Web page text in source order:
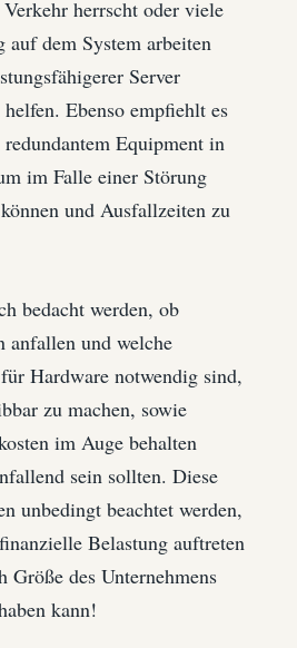
herrscht oder viele
dem System arbeiten
Server
Ebenso empfiehlt es
Equipment in
im Falle einer Störung
und Ausfallzeiten zu
bedacht werden, ob
anfallen und welche
Hardware notwendig sind,
zu machen, sowie
im Auge behalten
sein sollten. Diese
unbedingt beachtet werden,
Belastung auftreten
Größe des Unternehmens
kann!